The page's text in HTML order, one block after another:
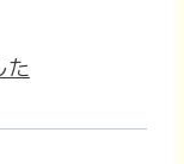
た